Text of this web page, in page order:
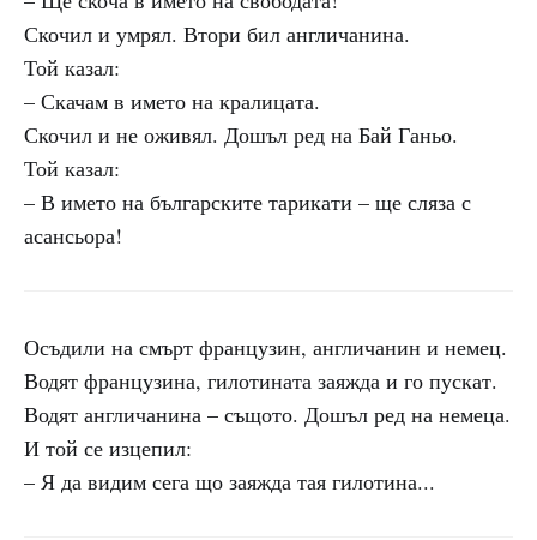
Скочил и умрял. Втори бил англичанина.
Той казал:
– Скачам в името на кралицата.
Скочил и не оживял. Дошъл ред на Бай Ганьо.
Той казал:
– В името на българските тарикати – ще сляза с
асансьора!
Осъдили на смърт французин, англичанин и немец.
Водят французина, гилотината заяжда и го пускат.
Водят англичанина – същото. Дошъл ред на немеца.
И той се изцепил:
– Я да видим сега що заяжда тая гилотина...